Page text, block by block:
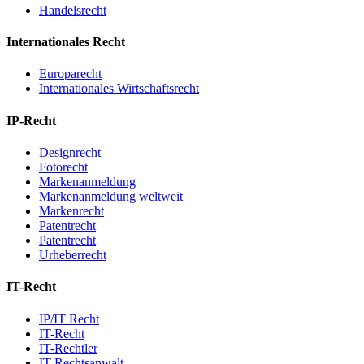
Handelsrecht
Internationales Recht
Europarecht
Internationales Wirtschaftsrecht
IP-Recht
Designrecht
Fotorecht
Markenanmeldung
Markenanmeldung weltweit
Markenrecht
Patentrecht
Patentrecht
Urheberrecht
IT-Recht
IP/IT Recht
IT-Recht
IT-Rechtler